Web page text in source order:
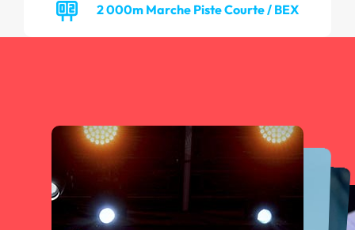
2 000m Marche Piste Courte / BEX